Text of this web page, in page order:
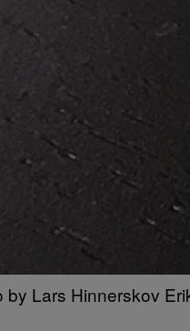
by Lars Hinnerskov